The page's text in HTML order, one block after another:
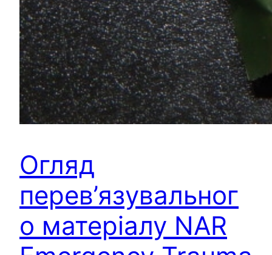
Огляд
перев’язувальног
о матеріалу NAR